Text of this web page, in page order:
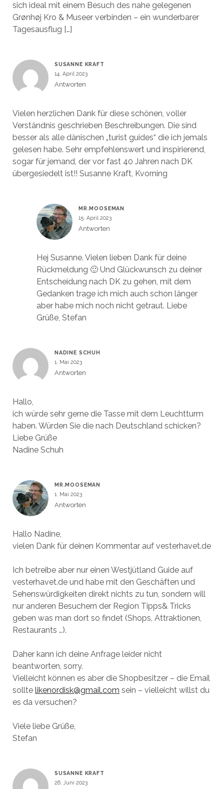
sich ideal mit einem Besuch des nahe gelegenen
Grønhøj Kro & Museer verbinden – ein wunderbarer
Tagesausflug […]
SUSANNE KRAFT
14. April 2023
Antworten
Vielen herzlichen Dank für diese schönen, voller
Verständnis geschrieben Beschreibungen. Die sind
besser als alle dänischen „turist guides“ die ich jemals
gelesen habe. Sehr empfehlenswert und inspirierend,
sogar für jemand, der vor fast 40 Jahren nach DK
übergesiedelt ist!! Susanne Kraft, Kvorning
MR.MOOSEMAN
15. April 2023
Antworten
Hej Susanne. Vielen lieben Dank für deine
Rückmeldung 🙂 Und Glückwunsch zu deiner
Entscheidung nach DK zu gehen, mit dem
Gedanken trage ich mich auch schon länger
aber habe mich noch nicht getraut. Liebe
Grüße, Stefan
NADINE SCHUH
1. Mai 2023
Antworten
Hallo,
ich würde sehr gerne die Tasse mit dem Leuchtturm
haben. Würden Sie die nach Deutschland schicken?
Liebe Grüße
Nadine Schuh
MR.MOOSEMAN
1. Mai 2023
Antworten
Hallo Nadine,
vielen Dank für deinen Kommentar auf vesterhavet.de
Ich betreibe aber nur einen Westjütland Guide auf
vesterhavet.de und habe mit den Geschäften und
Sehenswürdigkeiten direkt nichts zu tun, sondern will
nur anderen Besuchern der Region Tipps& Tricks
geben was man dort so findet (Shops, Attraktionen,
Restaurants …).
Daher kann ich deine Anfrage leider nicht
beantworten, sorry.
Vielleicht können es aber die Shopbesitzer – die Email
sollte likenordisk@gmail.com sein – vielleicht willst du
es da versuchen?
Viele liebe Grüße,
Stefan
SUSANNE KRAFT
26. Juni 2023